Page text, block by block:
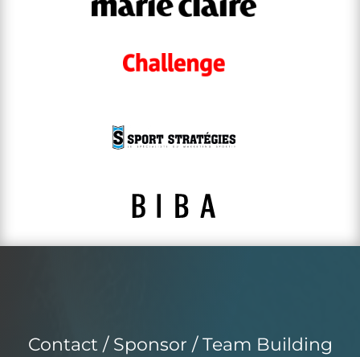
Contact / Sponsor / Team Building